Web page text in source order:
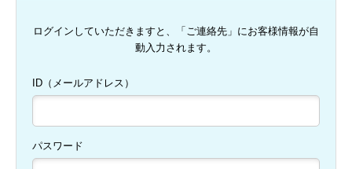
ログインしていただきますと、「ご連絡先」にお客様情報が自
動入力されます。
ID（メールアドレス）
パスワード